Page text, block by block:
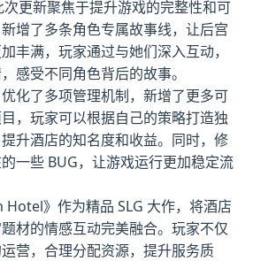
更新聚焦于提升游戏的完整性和可
增了多条角色专属故事线，让后宫
丰满，玩家通过与她们深入互动，
感受不同角色背后的故事。
化了多项管理机制，新增了更多可
，玩家可以根据自己的策略打造独
升酒店的知名度和收益。同时，修
一些 BUG，让游戏运行更加稳定流
Hotel》作为精品 SLG 大作，将酒店
材的情感互动完美融合。玩家不仅
营，合理分配资源，提升服务质